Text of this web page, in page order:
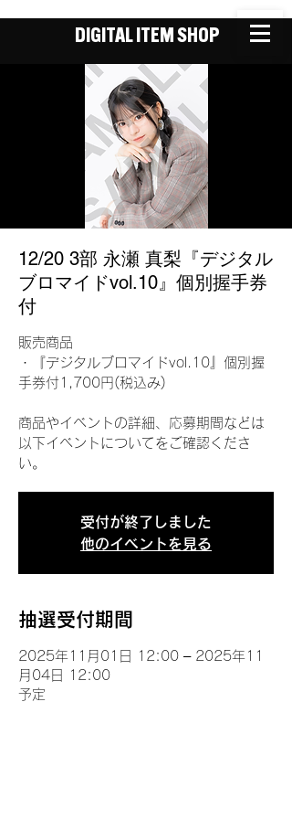
DIGITAL ITEM SHOP
12/20 3部 永瀬 真梨『デジタル
ブロマイドvol.10』個別握手券
付
販売商品
・『デジタルブロマイドvol.10』個別握
手券付1,700円(税込み)
商品やイベントの詳細、応募期間などは
以下イベントについてをご確認くださ
い。
受付が終了しました
他のイベントを見る
抽選受付期間
2025年11月01日 12:00 – 2025年11
月04日 12:00
予定